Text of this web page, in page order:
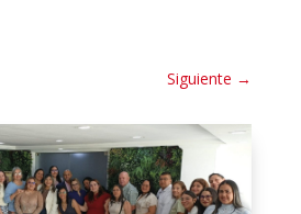
Siguiente →